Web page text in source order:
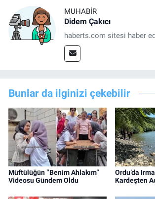
MUHABIR
Didem Çakıcı
haberts.com sitesi haber
Bunlar da ilginizi çekebilir
Müftülüğün “Benim Ahlakım”
Videosu Gündem Oldu
Ordu’da
Kardeşten